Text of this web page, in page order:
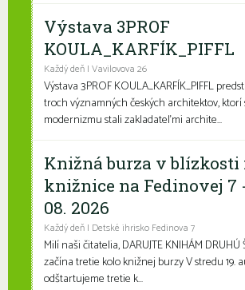
Výstava 3PROF
KOULA_KARFÍK_PIFFL
Každý deň | Vavilovova 26
Výstava 3PROF KOULA_KARFÍK_PIFFL
troch významných českých architektov, ktorí
modernizmu stali zakladateľmi archite...
Knižná burza v blízkosti
knižnice na Fedinovej 7
08. 2026
Každý deň | Detské ihrisko Fedinova 7
Milí naši čitatelia, DARUJTE KNIHÁM
začína tretie kolo knižnej burzy V stredu 19.
odštartujeme tretie k...